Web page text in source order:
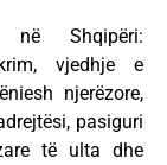
Shqipëri:
krim, vjedhje e
njerëzore,
pasiguri
të ulta dhe